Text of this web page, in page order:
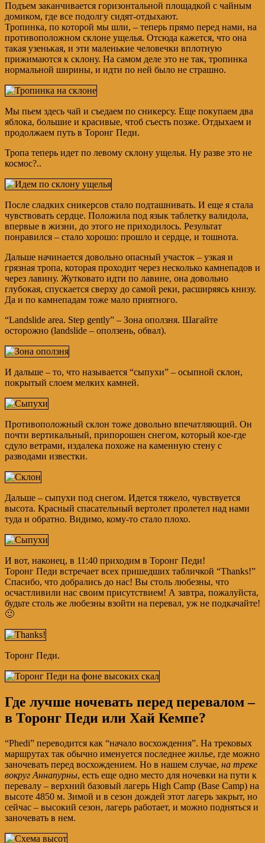
Подъем заканчивается горизонтальной площадкой с чайным
домиком, где все подолгу сидят-отдыхают.
Тропинка, по которой мы шли, – теперь прямо перед нами, на
противоположном склоне ущелья. Отсюда кажется, что она
такая узенькая, и эти маленькие человечки вплотную
прижимаются к склону. На самом деле это не так, тропинка
нормальной ширины, и идти по ней было не страшно.
Мы пьем здесь чай и съедаем по сникерсу. Еще покупаем два
яблока, большие и красивые, чтоб съесть позже. Отдыхаем и
продолжаем путь в Торонг Педи.
Тропа теперь идет по левому склону ущелья. Ну разве это не
космос?..
После сладких сникерсов стало подташнивать. И еще я стала
чувствовать сердце. Положила под язык таблетку валидола,
впервые в жизни, до этого не приходилось. Результат
понравился – стало хорошо: прошло и сердце, и тошнота.
Дальше начинается довольно опасный участок – узкая и
грязная тропа, которая проходит через несколько камнепадов и
через лавину. Жутковато идти по лавине, она довольно
глубокая, спускается сверху до самой реки, расширяясь книзу.
Да и по камнепадам тоже мало приятного.
“Landslide area. Step gently” – Зона оползня. Шагайте
осторожно (landslide – оползень, обвал).
И дальше – то, что называется “сыпухи” – осыпной склон,
покрытый слоем мелких камней.
Противоположный склон тоже довольно впечатляющий. Он
почти вертикальный, припорошен снегом, который кое-где
сдуло ветрами, издалека похоже на каменную стену с
разводами известки.
Дальше – сыпухи под снегом. Идется тяжело, чувствуется
высота. Красный спасательный вертолет пролетел над нами
туда и обратно. Видимо, кому-то стало плохо.
И вот, наконец, в 11:40 приходим в Торонг Педи!
Торонг Педи встречает всех пришедших табличкой “Thanks!”
Спасибо, что добрались до нас! Вы столь любезны, что
осчастливили нас своим присутствием! А завтра, пожалуйста,
будьте столь же любезны взойти на перевал, уж не подкачайте!
🙂
Торонг Педи.
Где лучше ночевать перед перевалом –
в Торонг Педи или Хай Кемпе?
“Phedi” переводится как “начало восхождения”. На трековых
маршрутах так обычно именуется последнее жилье, где можно
заночевать перед восхождением. Но в нашем случае, на треке
вокруг Аннапурны, есть еще одно место для ночевки на пути к
перевалу – верхний базовый лагерь High Camp (Base Camp) на
высоте 4850 м. Зимой и в сезон дождей этот лагерь закрыт, но
сейчас – высокий сезон, лагерь работает, и можно подняться и
заночевать в нем.